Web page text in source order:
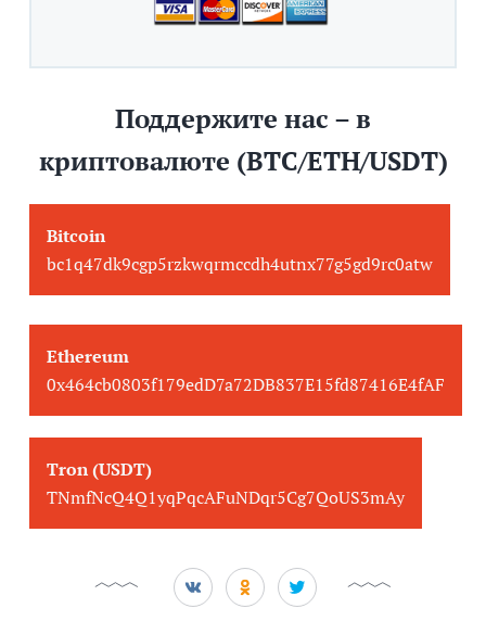
Поддержите нас – в
криптовалюте (BTC/ETH/USDT)
Bitcoin
bc1q47dk9cgp5rzkwqrmccdh4utnx77g5gd9rc0atw
Ethereum
0x464cb0803f179edD7a72DB837E15fd87416E4fAF
Tron (USDT)
TNmfNcQ4Q1yqPqcAFuNDqr5Cg7QoUS3mAy